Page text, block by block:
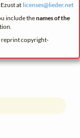
at licenses@lieder.net
include thenames of the
reprint copyright-